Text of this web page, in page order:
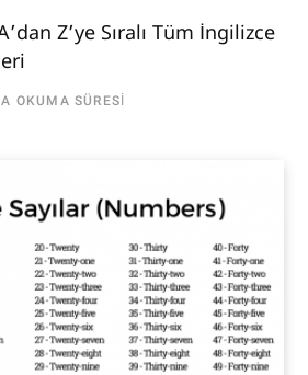
Z’ye Sıralı Tüm İngilizce
OKUMA SÜRESI